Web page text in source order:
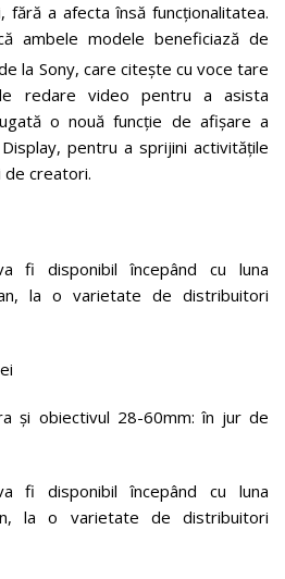
fără a afecta însă funcționalitatea.
ambele modele beneficiază de
la Sony, care citește cu voce tare
redare video pentru a asista
o nouă funcție de afișare a
pentru a sprijini activitățile
de creatori.
fi disponibil începând cu luna
la o varietate de distribuitori
și obiectivul 28-60mm: în jur de
fi disponibil începând cu luna
la o varietate de distribuitori